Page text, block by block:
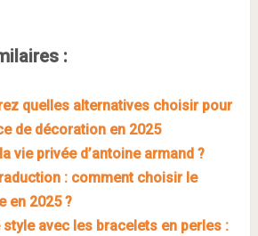
:
quelles alternatives choisir pour
de décoration en 2025
vie privée d’antoine armand ?
: comment choisir le
en 2025 ?
avec les bracelets en perles :